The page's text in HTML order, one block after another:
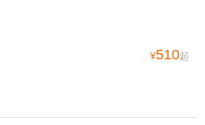
¥510起